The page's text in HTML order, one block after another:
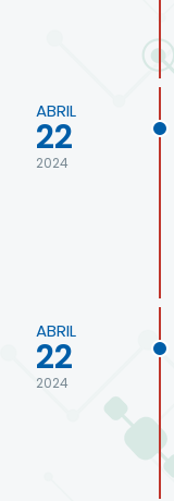
ABRIL
22
2024
ABRIL
22
2024